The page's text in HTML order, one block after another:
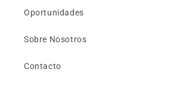
Oportunidades
Sobre Nosotros
Contacto